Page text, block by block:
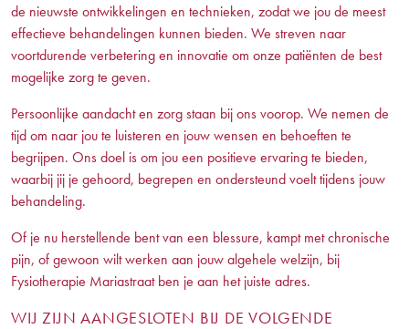
de nieuwste ontwikkelingen en technieken, zodat we jou de meest
effectieve behandelingen kunnen bieden. We streven naar
voortdurende verbetering en innovatie om onze patiënten de best
mogelijke zorg te geven.
Persoonlijke aandacht en zorg staan bij ons voorop. We nemen de
tijd om naar jou te luisteren en jouw wensen en behoeften te
begrijpen. Ons doel is om jou een positieve ervaring te bieden,
waarbij jij je gehoord, begrepen en ondersteund voelt tijdens jouw
behandeling.
Of je nu herstellende bent van een blessure, kampt met chronische
pijn, of gewoon wilt werken aan jouw algehele welzijn, bij
Fysiotherapie Mariastraat ben je aan het juiste adres.
WIJ ZIJN AANGESLOTEN BIJ DE VOLGENDE